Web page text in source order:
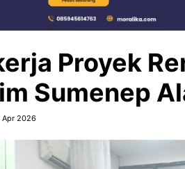
Proyek
Sumenep
Apr 2026